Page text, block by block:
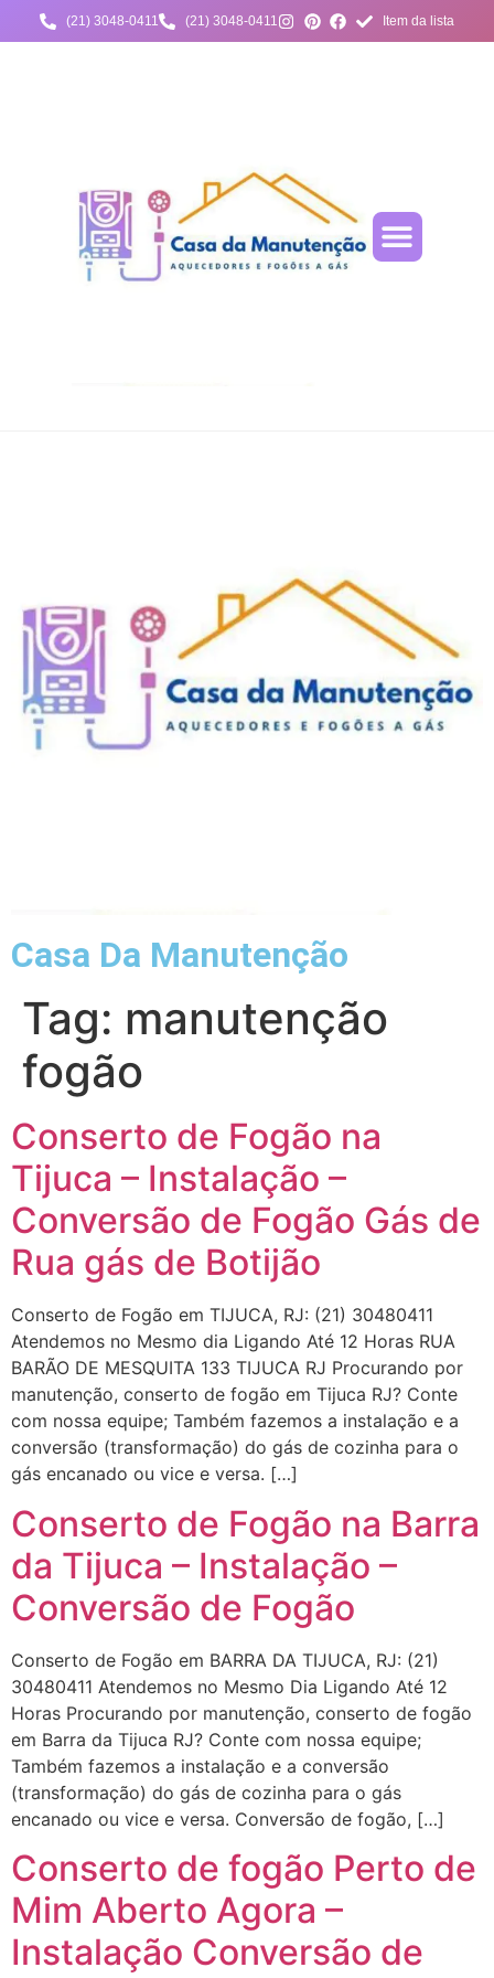
(21) 3048-0411 (21) 3048-0411 Item da lista
Casa Da Manutenção
Tag: manutenção
fogão
Conserto de Fogão na
Tijuca – Instalação –
Conversão de Fogão Gás de
Rua gás de Botijão
Conserto de Fogão em TIJUCA, RJ: (21) 30480411
Atendemos no Mesmo dia Ligando Até 12 Horas RUA
BARÃO DE MESQUITA 133 TIJUCA RJ Procurando por
manutenção, conserto de fogão em Tijuca RJ? Conte
com nossa equipe; Também fazemos a instalação e a
conversão (transformação) do gás de cozinha para o
gás encanado ou vice e versa. […]
Conserto de Fogão na Barra
da Tijuca – Instalação –
Conversão de Fogão
Conserto de Fogão em BARRA DA TIJUCA, RJ: (21)
30480411 Atendemos no Mesmo Dia Ligando Até 12
Horas Procurando por manutenção, conserto de fogão
em Barra da Tijuca RJ? Conte com nossa equipe;
Também fazemos a instalação e a conversão
(transformação) do gás de cozinha para o gás
encanado ou vice e versa. Conversão de fogão, […]
Conserto de fogão Perto de
Mim Aberto Agora –
Instalação Conversão de